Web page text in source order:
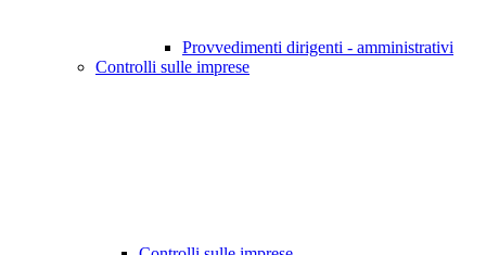
Provvedimenti dirigenti - amministrativi
Controlli sulle imprese